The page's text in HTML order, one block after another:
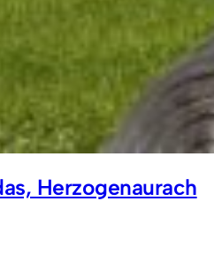
Herzogenaurach